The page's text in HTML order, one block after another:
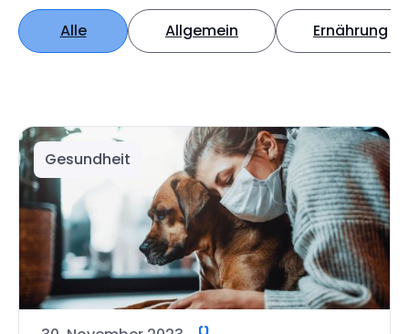
Alle Allgemein Ernährung
Gesundheit